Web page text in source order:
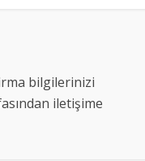
bilgilerinizi
iletişime